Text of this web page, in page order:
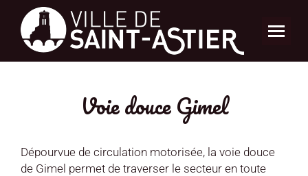
Voie douce Gimel
Dépourvue de circulation motorisée, la voie douce
de Gimel permet de traverser le secteur en toute